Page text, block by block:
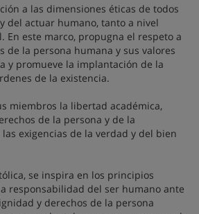
a las dimensiones éticas de todos
del actuar humano, tanto a nivel
En este marco, propugna el respeto a
de la persona humana y sus valores
y promueve la implantación de la
de la existencia.
miembros la libertad académica,
de la persona y de la
exigencias de la verdad y del bien
se inspira en los principios
responsabilidad del ser humano ante
y derechos de la persona